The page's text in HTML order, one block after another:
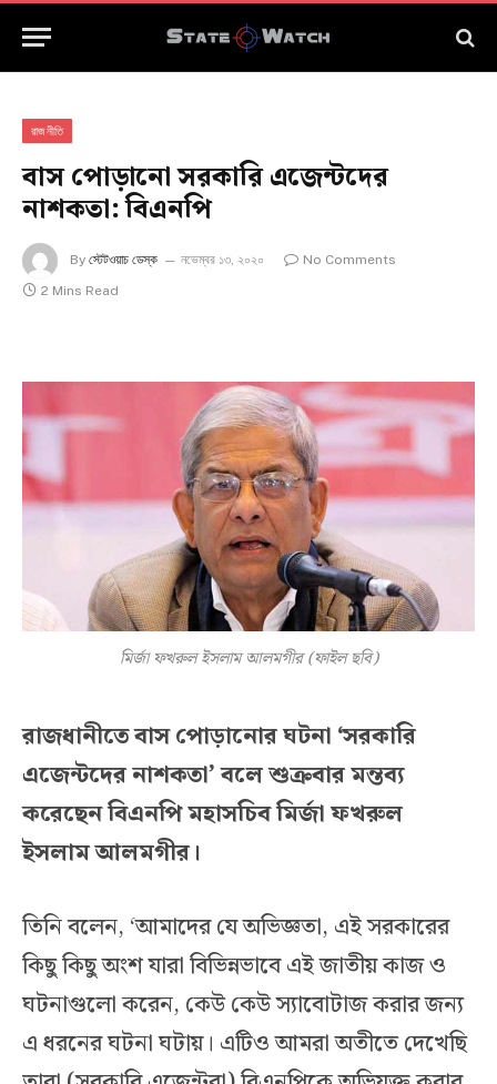
রাজনীতি
বাস পোড়ানো সরকারি এজেন্টদের
নাশকতা: বিএনপি
By স্টেটওয়াচ ডেস্ক নভেম্বর ১৩, ২০২০
No Comments
2 Mins Read
মির্জা ফখরুল ইসলাম আলমগীর (ফাইল ছবি)
রাজধানীতে বাস পোড়ানোর ঘটনা ‘সরকারি
এজেন্টদের নাশকতা’ বলে শুক্রবার মন্তব্য
করেছেন বিএনপি মহাসচিব মির্জা ফখরুল
ইসলাম আলমগীর।
তিনি বলেন, ‘আমাদের যে অভিজ্ঞতা, এই সরকারের
কিছু কিছু অংশ যারা বিভিন্নভাবে এই জাতীয় কাজ ও
ঘটনাগুলো করেন, কেউ কেউ স্যাবোটাজ করার জন্য
এ ধরনের ঘটনা ঘটায়। এটিও আমরা অতীতে দেখেছি